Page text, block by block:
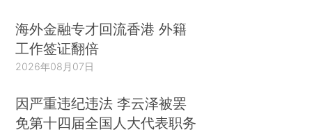
海外金融专才回流香港 外籍
工作签证翻倍
2026年08月07日
因严重违纪违法 李云泽被罢
免第十四届全国人大代表职务